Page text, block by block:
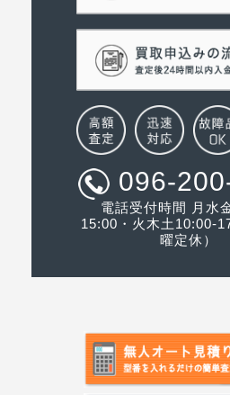
096-
電話受付時間 月水
15:00・火木土10:00-
曜定休）